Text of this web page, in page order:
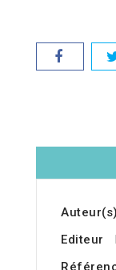
Auteur(s)
Editeur